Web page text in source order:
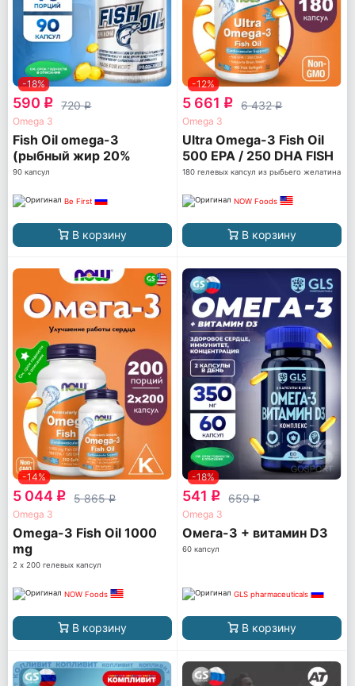
-18%
590 q 720q
Omega 3
Fish Oil omega-3
(рыбный жир 20%
ПНЖК)
90 капсул
Be First
В корзину
-12%
5 661 q 6 432q
Omega 3
Ultra Omega-3 Fish Oil
500 EPA / 250 DHA FISH
GELATIN
180 гелевых капсул из рыбьего желатина
NOW Foods
В корзину
-14%
5 044 q 5 865q
Omega 3
Omega-3 Fish Oil 1000
mg
2 х 200 гелевых капсул
NOW Foods
В корзину
-18%
541 q 659q
Omega 3
Омега-3 + витамин D3
60 капсул
GLS pharmaceuticals
В корзину